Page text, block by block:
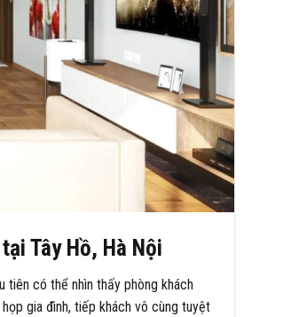
Tây Hồ, Hà Nội
tiên có thể nhìn thấy phòng khách
gia đình, tiếp khách vô cùng tuyệt